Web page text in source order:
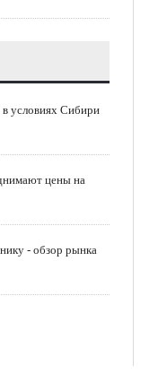
условиях Сибири
цены на
- обзор рынка